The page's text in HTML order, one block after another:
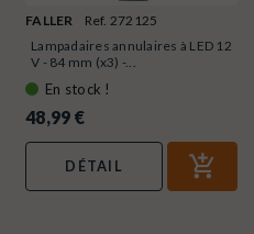
FALLER
Ref. 272125
Lampadaires annulaires à LED 12
V - 84 mm (x3) -...
En stock !
48,99 €
DÉTAIL